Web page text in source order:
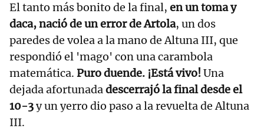
El tanto más bonito de la final, en un toma y
daca, nació de un error de Artola, un dos
paredes de volea a la mano de Altuna III, que
respondió el 'mago' con una carambola
matemática. Puro duende. ¡Está vivo!Una
dejada afortunadadescerrajó la final desde el
10-3y un yerro dio paso a la revuelta de Altuna
III.